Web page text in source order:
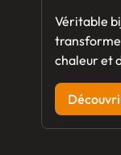
Véritable
transforme
chaleur et